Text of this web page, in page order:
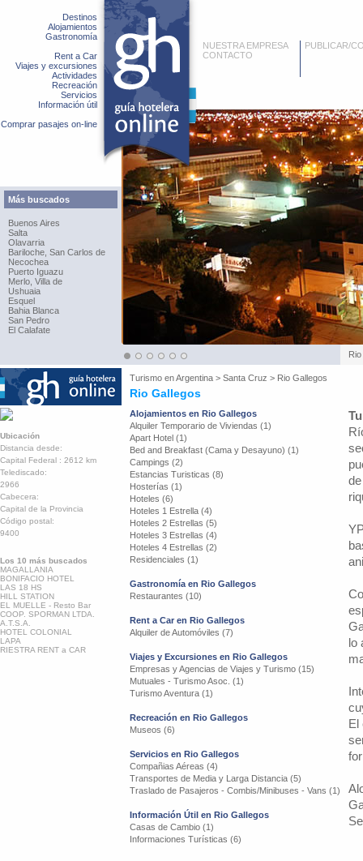
Destinos
Alojamientos
Gastronomía
Rent a Car
Viajes y excursiones
Actividades
Recreación
Servicios
Información útil
Comprar pasajes on-line
Más buscados
Buenos Aires
Salta
Olavarria
Bariloche, San Carlos de
Necochea
Puerto Iguazu
Merlo, Villa de
Ushuaia
Esquel
Bahia Blanca
San Pedro
El Calafate
NUESTRA EMPRESA
CONTACTO
PUBLICAR/
Turismo enArgentina > Santa Cruz > Rio Gallegos
Rio Gallegos
Ubicación
Distancia desde:
Capital Federal : 2612 km
Telediscado:
2966
Cabecera:
Capital de la Provincia
Código postal:
9400
Los 10 más buscados
MAGALLANIA
BONIFACIO HOTEL
LAS 18 HS
HILL STATION
EL MUELLE - Resto Bar
COOP. SPORMAN LTDA.
A.T.S.A.
HOTEL COLONIAL
LAPA
RIESTRA RENT a CAR
Alojamientos en Rio Gallegos
Alquiler Temporario de Viviendas (1)
Apart Hotel (1)
Bed and Breakfast (Cama y Desayuno) (1)
Campings (2)
Estancias Turisticas (8)
Hosterías (1)
Hoteles (6)
Hoteles 1 Estrella (4)
Hoteles 2 Estrellas (5)
Hoteles 3 Estrellas (4)
Hoteles 4 Estrellas (2)
Residenciales (1)
Gastronomía en Rio Gallegos
Restaurantes (10)
Rent a Car en Rio Gallegos
Alquiler de Automóviles (7)
Viajes y Excursiones en Rio Gallegos
Empresas y Agencias de Viajes y Turismo (15)
Mutuales - Turismo Asoc. (1)
Turismo Aventura (1)
Recreación en Rio Gallegos
Museos (6)
Servicios en Rio Gallegos
Compañias Aéreas (4)
Transportes de Media y Larga Distancia (5)
Traslado de Pasajeros - Combis/Minibuses - Vans (1)
Información Útil en Rio Gallegos
Casas de Cambio (1)
Informaciones Turísticas (6)
lo
El